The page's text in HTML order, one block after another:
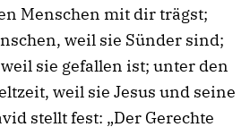
Menschen mit dir trägst;
weil sie Sünder sind;
sie gefallen ist; unter den
weil sie Jesus und seine
stellt fest: „Der Gerechte